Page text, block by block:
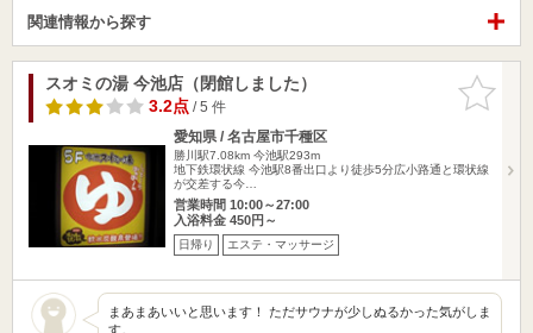
関連情報から探す
お気に入
りに追加
スオミの湯 今池店（閉館しました）
3.2点/ 5 件
愛知県 / 名古屋市千種区
勝川駅7.08km 今池駅293m
地下鉄環状線 今池駅8番出口より徒歩5分広小路通と環状線
が交差する今…
営業時間 10:00～27:00
入浴料金 450円～
日帰り エステ・マッサージ
まあまあいいと思います！ ただサウナが少しぬるかった気がしま
す。